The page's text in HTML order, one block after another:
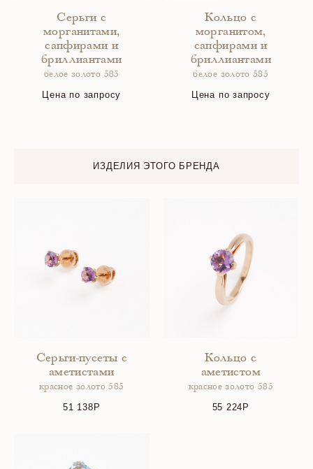
Серьги с
морганитами,
сапфирами и
бриллиантами
белое золото 585
Цена по запросу
Кольцо с
морганитом,
сапфирами и
бриллиантами
белое золото 585
Цена по запросу
ИЗДЕЛИЯ ЭТОГО БРЕНДА
Серьги-пусеты с
аметистами
красное золото 585
51 138
Кольцо с
аметистом
красное золото 585
55 224